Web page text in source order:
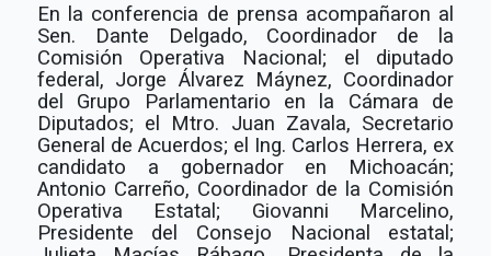
En la conferencia de prensa acompañaron al
Sen. Dante Delgado, Coordinador de la
Comisión Operativa Nacional; el diputado
federal, Jorge Álvarez Máynez, Coordinador
del Grupo Parlamentario en la Cámara de
Diputados; el Mtro. Juan Zavala, Secretario
General de Acuerdos; el Ing. Carlos Herrera, ex
candidato a gobernador en Michoacán;
Antonio Carreño, Coordinador de la Comisión
Operativa Estatal; Giovanni Marcelino,
Presidente del Consejo Nacional estatal;